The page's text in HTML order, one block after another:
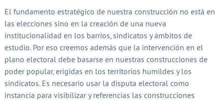
El fundamento estratégico de nuestra construcción no está en
las elecciones sino en la creación de una nueva
institucionalidad en los barrios, sindicatos y ámbitos de
estudio. Por eso creemos además que la intervención en el
plano electoral debe basarse en nuestras construcciones de
poder popular, erigidas en los territorios humildes y los
sindicatos. Es necesario usar la disputa electoral como
instancia para visibilizar y referencias las construcciones